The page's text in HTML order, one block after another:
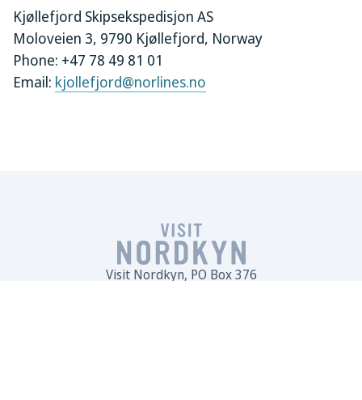
Kjøllefjord Skipsekspedisjon AS
Moloveien 3, 9790 Kjøllefjord, Norway
Phone: +47 78 49 81 01
Email: kjollefjord@norlines.no
Visit Nordkyn, PO Box 376